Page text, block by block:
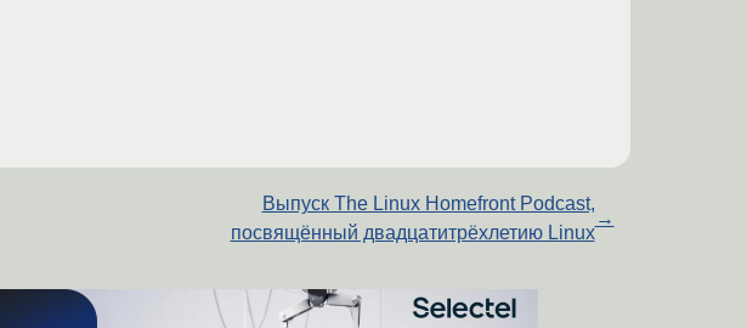
Выпуск The Linux Homefront Podcast,
посвящённый двадцатитрёхлетию Linux
→